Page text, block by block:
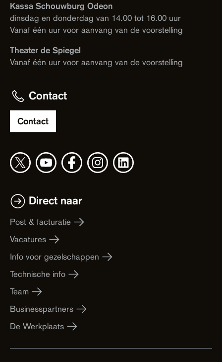
Kassa Schouwburg Odeon
dinsdag en donderdag van 14.00 tot 16.00 uur
Vanaf één uur voor aanvang van de voorstelling
Theater de Spiegel
Vanaf één uur voor aanvang van de voorstelling
Contact
Contact
Direct naar
Post & facturatie
Vacatures
Info voor gezelschappen
Technische info
Team
Businesspartners
De Werkplaats